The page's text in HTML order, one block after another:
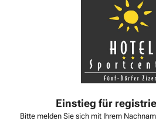
Einstieg für
Bitte melden Sie sich mit Ihrem